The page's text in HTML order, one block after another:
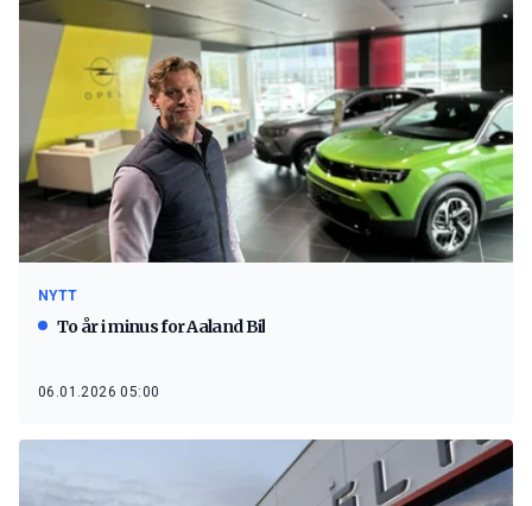
NYTT
To år i minus for Aaland Bil
06.01.2026 05:00